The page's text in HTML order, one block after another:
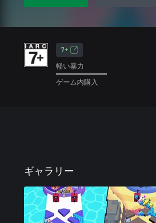
7+
軽い暴力
ゲーム内購入
ギャラリー